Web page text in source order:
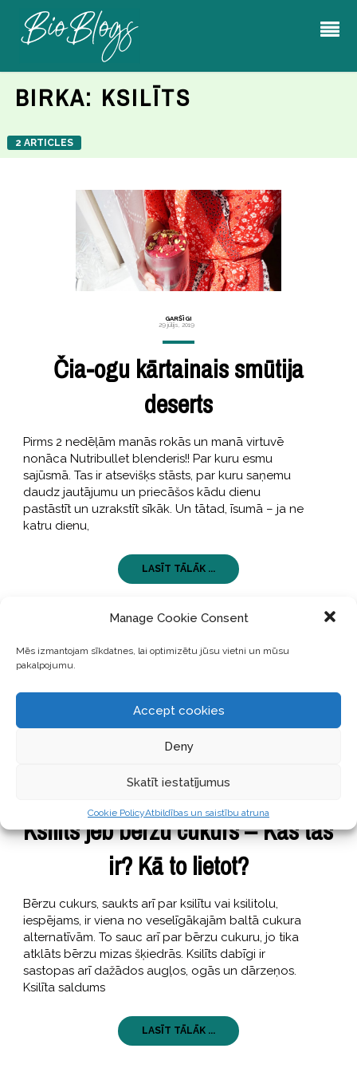
Manage Cookie Consent
Mēs izmantojam sīkdatnes, lai optimizētu jūsu vietni un mūsu
pakalpojumu.
Accept cookies
Deny
Skatīt iestatījumus
Cookie PolicyAtbildības un saistību atruna
BIRKA: KSILĪTS
2 ARTICLES
GARŠĪGI
29 jūlijs, 2019
Čia-ogu kārtainais smūtija
deserts
Pirms 2 nedēļām manās rokās un manā virtuvē
nonāca Nutribullet blenderis!! Par kuru esmu
sajūsmā. Tas ir atsevišķs stāsts, par kuru saņemu
daudz jautājumu un priecāšos kādu dienu
pastāstīt un uzrakstīt sīkāk. Un tātad, īsumā – ja ne
katru dienu,
LASĪT TĀLĀK ...
GARŠĪGI
17 jūlijs, 2019
Ksilīts jeb bērzu cukurs – Kas tas
ir? Kā to lietot?
Bērzu cukurs, saukts arī par ksilītu vai ksilitolu,
iespējams, ir viena no veselīgākajām baltā cukura
alternatīvām. To sauc arī par bērzu cukuru, jo tika
atklāts bērzu mizas šķiedrās. Ksilīts dabīgi ir
sastopas arī dažādos augļos, ogās un dārzeņos.
Ksilīta saldums
LASĪT TĀLĀK ...